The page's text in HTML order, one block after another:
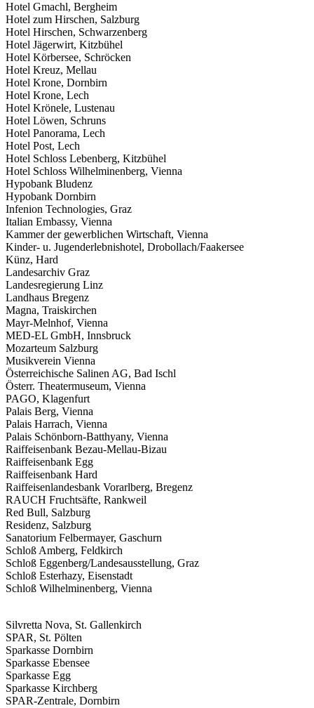
Hotel Gmachl, Bergheim
Hotel zum Hirschen, Salzburg
Hotel Hirschen, Schwarzenberg
Hotel Jägerwirt, Kitzbühel
Hotel Körbersee, Schröcken
Hotel Kreuz, Mellau
Hotel Krone, Dornbirn
Hotel Krone, Lech
Hotel Krönele, Lustenau
Hotel Löwen, Schruns
Hotel Panorama, Lech
Hotel Post, Lech
Hotel Schloss Lebenberg, Kitzbühel
Hotel Schloss Wilhelminenberg, Vienna
Hypobank Bludenz
Hypobank Dornbirn
Infenion Technologies, Graz
Italian Embassy, Vienna
Kammer der gewerblichen Wirtschaft, Vienna
Kinder- u. Jugenderlebnishotel, Drobollach/Faakersee
Künz, Hard
Landesarchiv Graz
Landesregierung Linz
Landhaus Bregenz
Magna, Traiskirchen
Mayr-Melnhof, Vienna
MED-EL GmbH, Innsbruck
Mozarteum Salzburg
Musikverein Vienna
Österreichische Salinen AG, Bad Ischl
Österr. Theatermuseum, Vienna
PAGO, Klagenfurt
Palais Berg, Vienna
Palais Harrach, Vienna
Palais Schönborn-Batthyany, Vienna
Raiffeisenbank Bezau-Mellau-Bizau
Raiffeisenbank Egg
Raiffeisenbank Hard
Raiffeisenlandesbank Vorarlberg, Bregenz
RAUCH Fruchtsäfte, Rankweil
Red Bull, Salzburg
Residenz, Salzburg
Sanatorium Felbermayer, Gaschurn
Schloß Amberg, Feldkirch
Schloß Eggenberg/Landesausstellung, Graz
Schloß Esterhazy, Eisenstadt
Schloß Wilhelminenberg, Vienna
Silvretta Nova, St. Gallenkirch
SPAR, St. Pölten
Sparkasse Dornbirn
Sparkasse Ebensee
Sparkasse Egg
Sparkasse Kirchberg
SPAR-Zentrale, Dornbirn